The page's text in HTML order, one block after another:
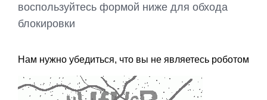
воспользуйтесь формой ниже для обхода
блокировки
Нам нужно убедиться, что вы не являетесь роботом